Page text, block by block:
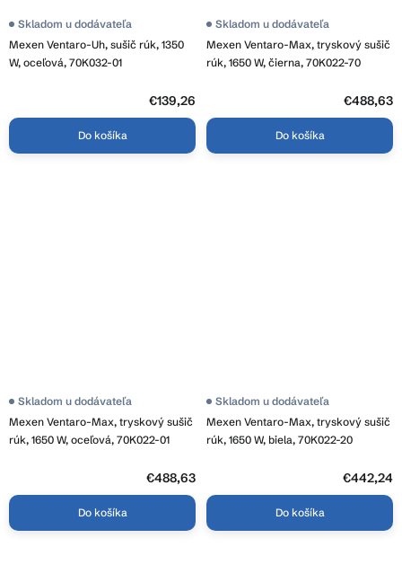
Mexen Ventaro-Uh, sušič rúk, 1350
W, oceľová, 70K032-01
Skladom u dodávateľa
€139,26
Do košíka
Mexen Ventaro-Max, tryskový sušič
rúk, 1650 W, čierna, 70K022-70
Skladom u dodávateľa
€488,63
Do košíka
Mexen Ventaro-Max, tryskový sušič
rúk, 1650 W, oceľová, 70K022-01
Skladom u dodávateľa
€488,63
Do košíka
Mexen Ventaro-Max, tryskový sušič
rúk, 1650 W, biela, 70K022-20
Skladom u dodávateľa
€442,24
Do košíka